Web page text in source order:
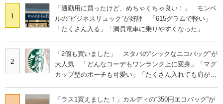
1
「通勤用に買ったけど、めちゃくちゃ良い！」 モンベ
ルの“ビジネスリュック”が好評 「615グラムで軽い」
「たくさん入る」「満員電車に乗りやすくなった」
2
「2個も買いました」 スタバの“シックなエコバッグ”が
大人気 「どんなコーデもワンランク上に変身」「マグ
カップ型のポーチも可愛い」「たくさん入れても肩が痛
「ラス1買えました！」カルディの“350円エコバッグ”が